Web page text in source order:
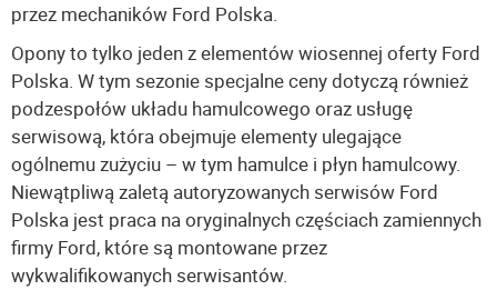
przez mechaników Ford Polska.
Opony to tylko jeden z elementów wiosennej oferty Ford
Polska. W tym sezonie specjalne ceny dotyczą również
podzespołów układu hamulcowego oraz usługę
serwisową, która obejmuje elementy ulegające
ogólnemu zużyciu – w tym hamulce i płyn hamulcowy.
Niewątpliwą zaletą autoryzowanych serwisów Ford
Polska jest praca na oryginalnych częściach zamiennych
firmy Ford, które są montowane przez
wykwalifikowanych serwisantów.